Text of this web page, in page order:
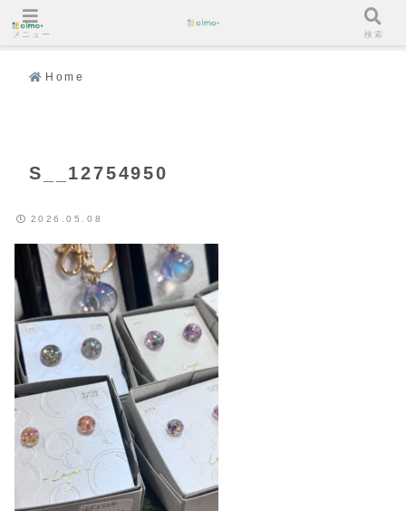
Home
S__12754950
2026.05.08
メニュー 検索